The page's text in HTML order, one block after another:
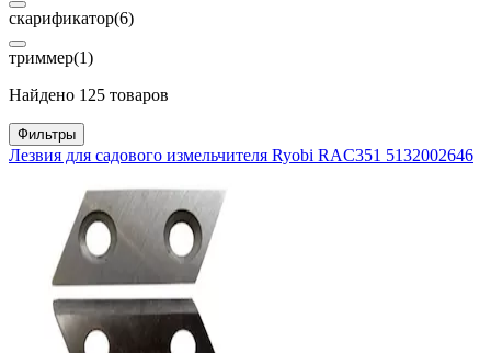
скарификатор(6)
триммер(1)
Найдено 125 товаров
Фильтры
Лезвия для садового измельчителя Ryobi RAC351 5132002646